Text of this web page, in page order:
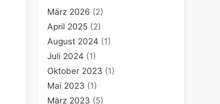
März 2026 (2)
April 2025 (2)
August 2024 (1)
Juli 2024 (1)
Oktober 2023 (1)
Mai 2023 (1)
März 2023 (5)